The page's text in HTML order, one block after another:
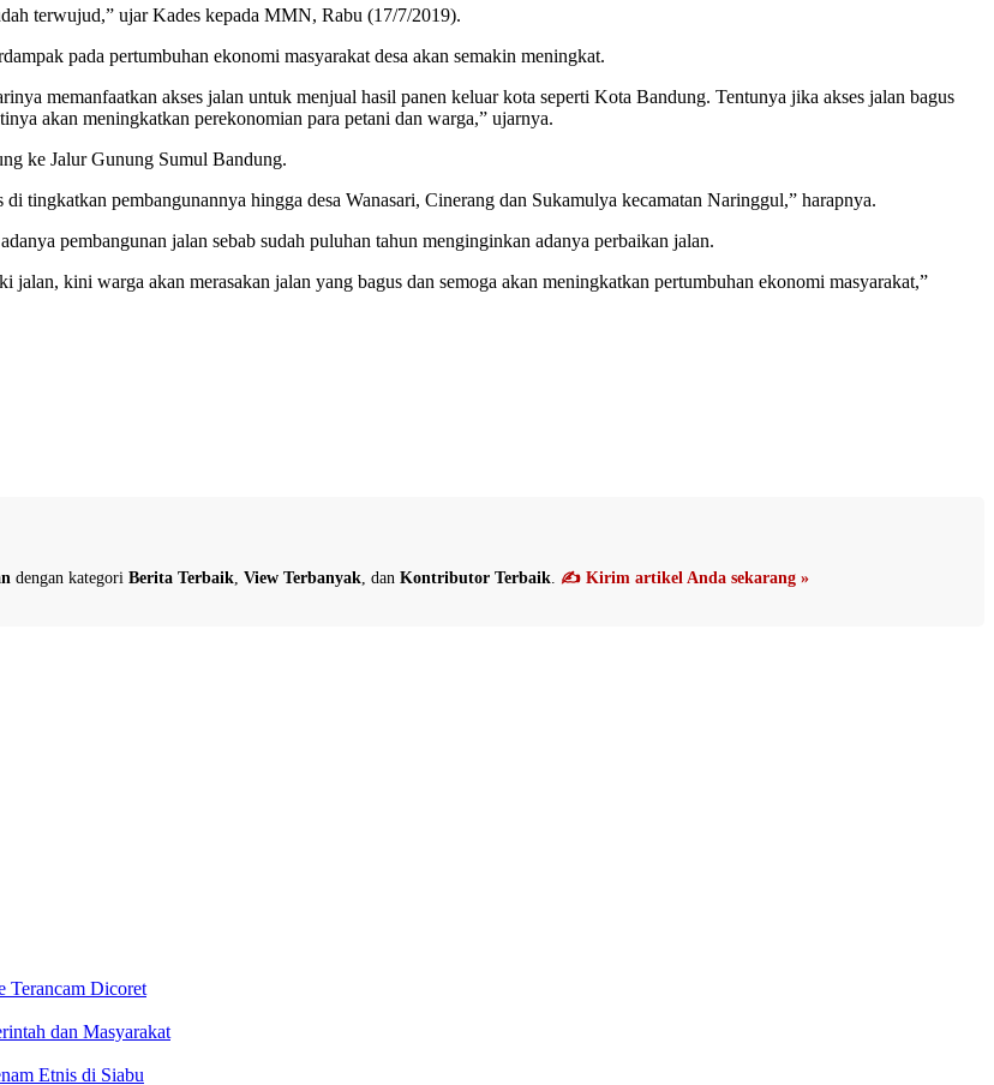
terwujud,” ujar Kades kepada MMN, Rabu (17/7/2019).
pada pertumbuhan ekonomi masyarakat desa akan semakin meningkat.
memanfaatkan akses jalan untuk menjual hasil panen keluar kota seperti Kota Bandung. Tentunya jika akses jalan bagus
akan meningkatkan perekonomian para petani dan warga,” ujarnya.
ke Jalur Gunung Sumul Bandung.
tingkatkan pembangunannya hingga desa Wanasari, Cinerang dan Sukamulya kecamatan Naringgul,” harapnya.
pembangunan jalan sebab sudah puluhan tahun menginginkan adanya perbaikan jalan.
jalan, kini warga akan merasakan jalan yang bagus dan semoga akan meningkatkan pertumbuhan ekonomi masyarakat,”
dengan kategori Berita Terbaik View Terbanyak , dan Kontributor Terbaik ✍️ Kirim artikel Anda sekarang »
Terancam Dicoret
dan Masyarakat
Etnis di Siabu